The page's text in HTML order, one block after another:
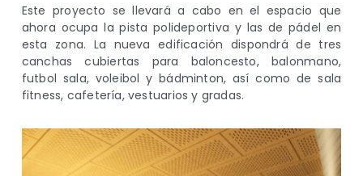
Este proyecto se llevará a cabo en el espacio que
ahora ocupa la pista polideportiva y las de pádel en
esta zona. La nueva edificación dispondrá de tres
canchas cubiertas para baloncesto, balonmano,
futbol sala, voleibol y bádminton, así como de sala
fitness, cafetería, vestuarios y gradas.